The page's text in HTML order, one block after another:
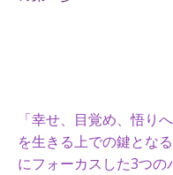
「幸せ、目覚め、悟り
を生きる上での鍵とな
にフォーカスした3つの